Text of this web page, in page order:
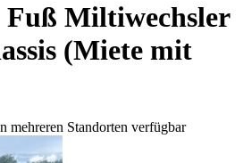
Fuß Miltiwechsler
(Miete mit
mehreren Standorten verfügbar